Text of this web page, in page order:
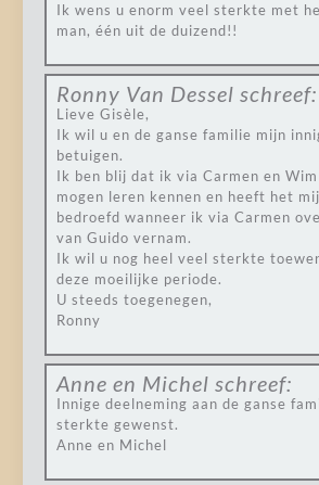
Ik wens u enorm veel sterkte met
man, één uit de duizend!!
Ronny Van Dessel schreef:
Lieve Gisèle,
Ik wil u en de ganse familie mijn
betuigen.
Ik ben blij dat ik via Carmen en
mogen leren kennen en heeft het
bedroefd wanneer ik via Carmen
van Guido vernam.
Ik wil u nog heel veel sterkte
deze moeilijke periode.
U steeds toegenegen,
Ronny
Anne en Michel schreef:
Innige deelneming aan de ganse
sterkte gewenst.
Anne en Michel